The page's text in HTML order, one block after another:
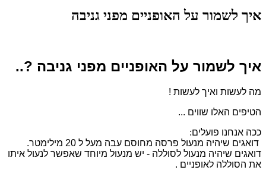
איך לשמור על האופניים מפני גניבה
איך לשמור על האופניים מפני גניבה ?..
מה לעשות ואיך לעשות !
הטיפים האלו שווים ...
ככה אנחנו פועלים:
דואגים שיהיה מנעול פרסה מחוסם עבה מעל ל 20 מילימטר
.
דואגים שיהיה מנעול לסוללה - יש מנעול מיוחד שאפשר לנעול איתו
את הסוללה לאופניים .